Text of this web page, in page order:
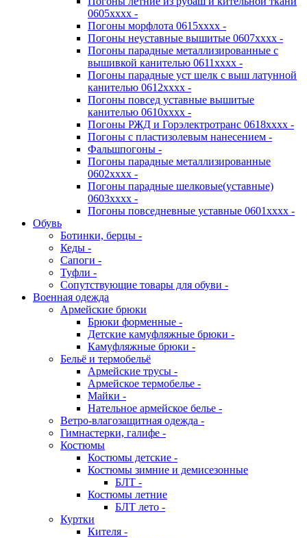
0605хххх -
Погоны морфлота 0615хххх -
Погоны неуставные вышитые 0607хххх -
Погоны парадные металлизированные с
вышивкой канителью 0611хххх -
Погоны парадные уст шелк с выш латунной
канителью 0612хххх -
Погоны повсед уставные вышитые
канителью 0610хххх -
Погоны РЖД и Горэлектротранс 0618хххх -
Погоны с пластизолевым нанесением -
Фальшпогоны -
Погоны парадные металлизированные
0602хххх -
Погоны парадные шелковые(уставные)
0603хххх -
Погоны повседневные уставные 0601хххх -
Обувь
Ботинки, берцы -
Кеды -
Сапоги -
Туфли -
Сопутствующие товары для обуви -
Военная одежда
Армейские брюки
Брюки форменные -
Детские камуфляжные брюки -
Камуфляжные брюки -
Бельё и термобельё
Армейские трусы -
Армейское термобелье -
Майки -
Нательное армейское белье -
Ветро-влагозащитная одежда -
Гимнастерки, галифе -
Костюмы
Костюмы детские -
Костюмы зимние и демисезонные
БЛТ -
Костюмы летние
БЛТ лето -
Куртки
Кителя -